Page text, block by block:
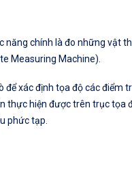
năng chính là đo những vật
Measuring Machine).
xác định tọa độ các điểm
hiện được trên trục tọa
phức tạp.